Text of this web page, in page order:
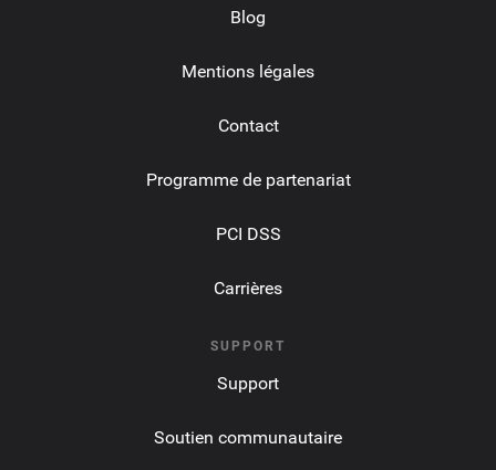
Blog
Mentions légales
Contact
Programme de partenariat
PCI DSS
Carrières
SUPPORT
Support
Soutien communautaire